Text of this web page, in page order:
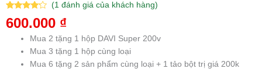
4.00 trên
5 dựa trên
1
(1đánh giá của khách hàng)
600.000 ₫
Mua 2 tặng 1 hộp DAVI Super 200v
Mua 3 tặng 1 hộp cùng loại
Mua 6 tặng 2 sản phẩm cùng loại + 1 tảo bột trị giá 200k